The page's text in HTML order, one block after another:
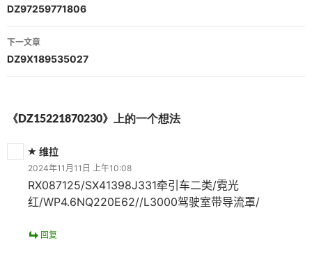
章
导
航
DZ97259771806
下一文章
DZ9X189535027
《DZ15221870230》上的一个想法
维拉
2024年11月11日 上午10:08
RX087125/SX41398J331牵引车二类/霓光
红/WP4.6NQ220E62//L3000驾驶室带导流罩/
回复